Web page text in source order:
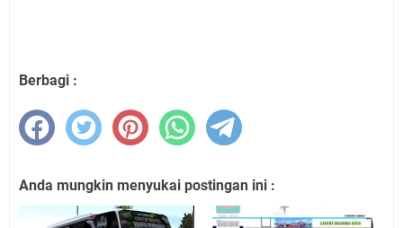
Berbagi :
Anda mungkin menyukai postingan ini :